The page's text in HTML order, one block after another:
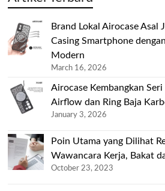
Brand Lokal Airocase Asal
Casing Smartphone
Modern
March 16, 2026
Airocase Kembangkan
Airflow dan Ring Baja
January 3, 2026
Poin Utama yang Dilihat
Wawancara Kerja, Bakat
October 23, 2023